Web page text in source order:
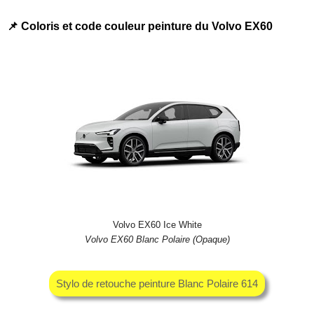
📌 Coloris et code couleur peinture du Volvo EX60
Volvo EX60 Ice White
Volvo EX60 Blanc Polaire (Opaque)
Stylo de retouche peinture Blanc Polaire 614